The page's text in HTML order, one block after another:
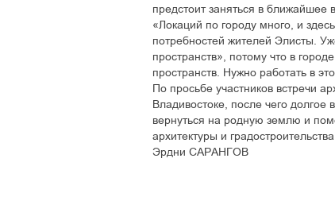
предстоит заняться в ближайшее
«Локаций по городу много, и
потребностей жителей Элисты.
пространств», потому что в
пространств. Нужно работать в
По просьбе участников встречи
Владивостоке, после чего
вернуться на родную землю и
архитектуры и
Эрдни САРАНГОВ